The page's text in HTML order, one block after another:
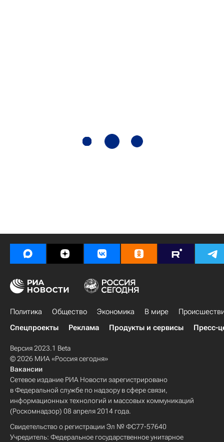
Политика Общество Экономика В мире
Спецпроекты
Реклама Продукты и сервисы Пресс-
Версия 2023.1 Beta
© 2026 МИА «Россия сегодня»
Вакансии
Сетевое издание РИА Новости зарегистрировано
в Федеральной службе по надзору в сфере связи,
информационных технологий и массовых коммуникаций
(Роскомнадзор) 08 апреля 2014 года.
Свидетельство о регистрации Эл № ФС77-57640
Учредитель: Федеральное государственное унитарное